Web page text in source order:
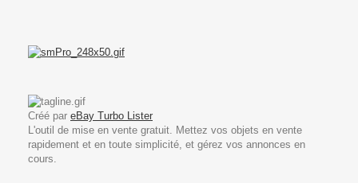
Créé par eBay Turbo Lister
L'outil de mise en vente gratuit. Mettez vos objets en vente
rapidement et en toute simplicité, et gérez vos annonces en
cours.